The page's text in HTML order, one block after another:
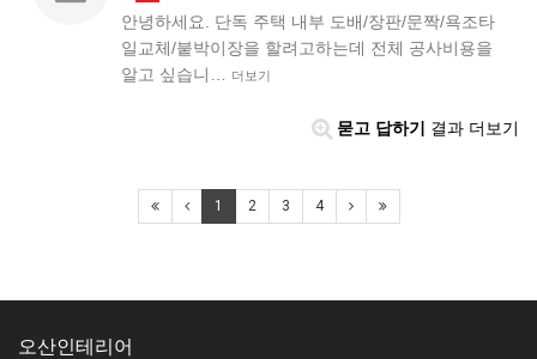
안녕하세요. 단독 주택 내부 도배/장판/문짝/욕조타
일교체/붙박이장을 할려고하는데 전체 공사비용을
알고 싶습니…
더보기
묻고 답하기 결과 더보기
1 2 3 4
오산인테리어